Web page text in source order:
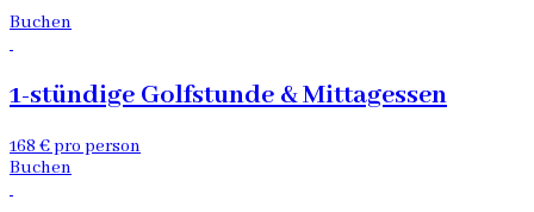
Buchen
1-stündige Golfstunde & Mittagessen
168 € pro person
Buchen